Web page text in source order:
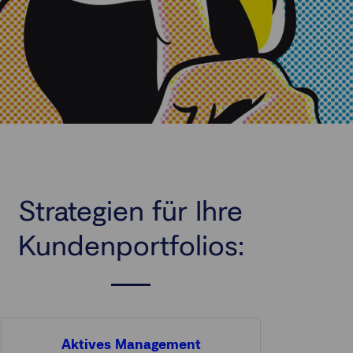
Strategien für Ihre
Kundenportfolios:
Aktives Management